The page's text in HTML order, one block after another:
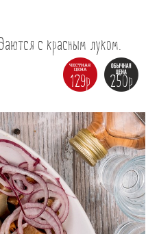
с красным луком.
250р
129р